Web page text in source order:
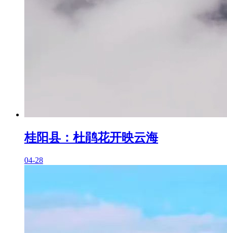
桂阳县：杜鹃花开映云海
04-28